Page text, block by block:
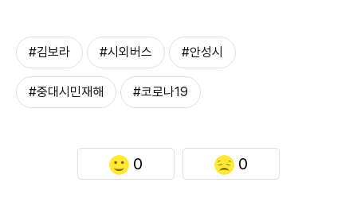
#김보라 #시외버스 #안성시
#중대시민재해 #코로나19
0 0